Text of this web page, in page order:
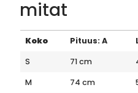
mitat
Koko Pituus: A
S
71 cm
M
74 cm